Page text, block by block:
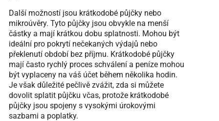
Další možností jsou krátkodobé půjčky nebo
mikroúvěry. Tyto půjčky jsou obvykle na menší
částky a mají krátkou dobu splatnosti. Mohou být
ideální pro pokrytí nečekaných výdajů nebo
překlenutí období bez příjmu. Krátkodobé půjčky
mají často rychlý proces schválení a peníze mohou
být vyplaceny na váš účet během několika hodin.
Je však důležité pečlivě zvážit, zda si můžete
dovolit splatit půjčku včas, protože krátkodobé
půjčky jsou spojeny s vysokými úrokovými
sazbami a poplatky.